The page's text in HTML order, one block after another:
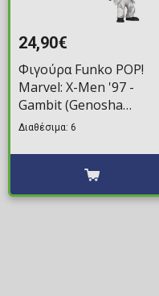
24,90€
Φιγούρα Funko POP!
Marvel: X-Men '97 -
Gambit (Genosha
Battle) #1540 (Exclusive)
Διαθέσιμα: 6